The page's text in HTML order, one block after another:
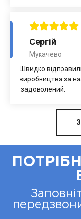
Сергій
Мукачево
Швидко
виробництва за
,задоволений.